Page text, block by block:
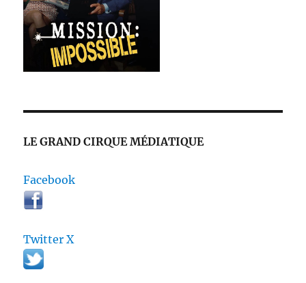
LE GRAND CIRQUE MÉDIATIQUE
Facebook
Twitter X